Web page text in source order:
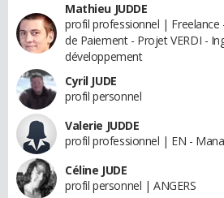
Mathieu JUDDE
profil professionnel | Freelance
de Paiement - Projet VERDI -
développement
Cyril JUDE
profil personnel
Valerie JUDDE
profil professionnel | EN -
Céline JUDE
profil personnel | ANGERS